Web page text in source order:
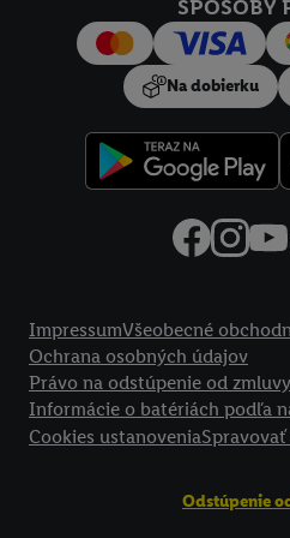
SPÔSOBY
Na dobierku
ImpressumVšeobecné
Ochrana osobných údajov
Právo na odstúpenie od zmluvy
Informácie o batériách podľa
Cookies ustanovenia
Odstúpenie
používanie potrebných
vyjadríte súhlas so spracúvaním
Ďalšie informácie vrátane
do budúcnosti nájdete v našich
Imprint nájdete tu.